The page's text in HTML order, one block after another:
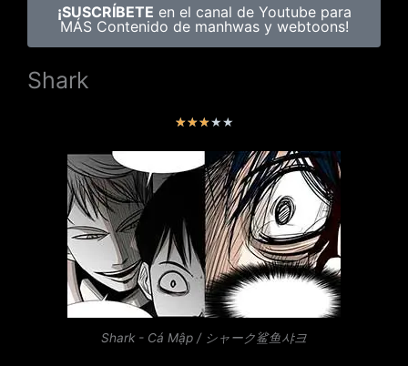
¡SUSCRÍBETE en el canal de Youtube para
MÁS Contenido de manhwas y webtoons!
Shark
★★★★★V
l
o
r
a
d
o
c
o
n
3
Shark - Cá Mập / シャーク鲨鱼샤크